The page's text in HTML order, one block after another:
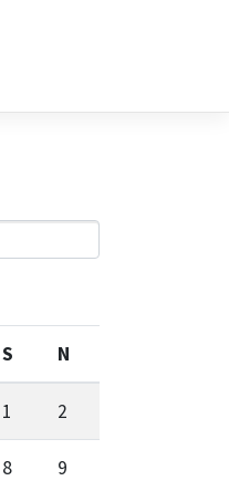
S N
1 2
8 9